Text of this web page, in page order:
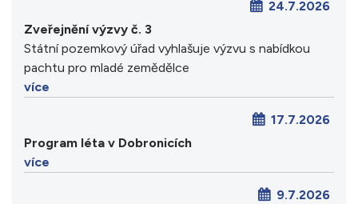
24.7.2026
Zveřejnění výzvy č. 3
Státní pozemkový úřad vyhlašuje výzvu s nabídkou
pachtu pro mladé zemědělce
více
17.7.2026
Program léta v Dobronicích
více
9.7.2026